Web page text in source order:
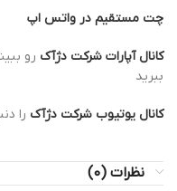
چت مستقیم در واتس اپ
کانال آپارات شرکت دژآک رو
ببرید
کانال یوتیوب شرکت دژآک را
نظرات (0)